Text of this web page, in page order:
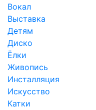
Вокал
Выставка
Детям
Диско
Ёлки
Живопись
Инсталляция
Искусство
Катки